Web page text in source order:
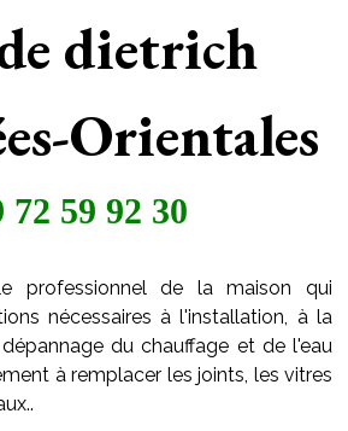
dietrich
Orientales
72 59 92 30
professionnel de la maison qui
nécessaires à l'installation, à la
du chauffage et de l'eau
à remplacer les joints, les vitres